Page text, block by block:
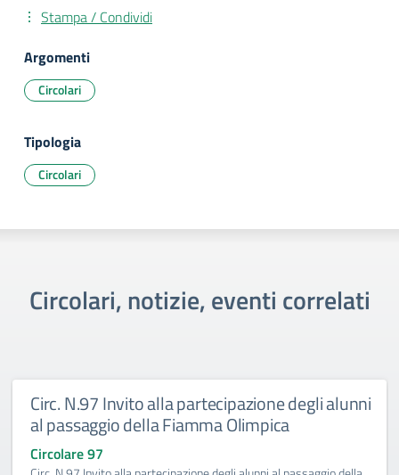
Stampa / Condividi
Argomenti
Circolari
Tipologia
Circolari
Circolari, notizie, eventi correlati
Circ. N.97 Invito alla partecipazione degli alunni
al passaggio della Fiamma Olimpica
Circolare 97